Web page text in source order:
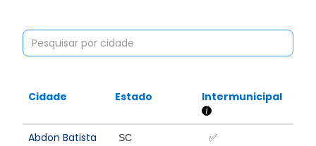
Cidade Estado Intermunicipal
i
Abdon Batista SC ✅